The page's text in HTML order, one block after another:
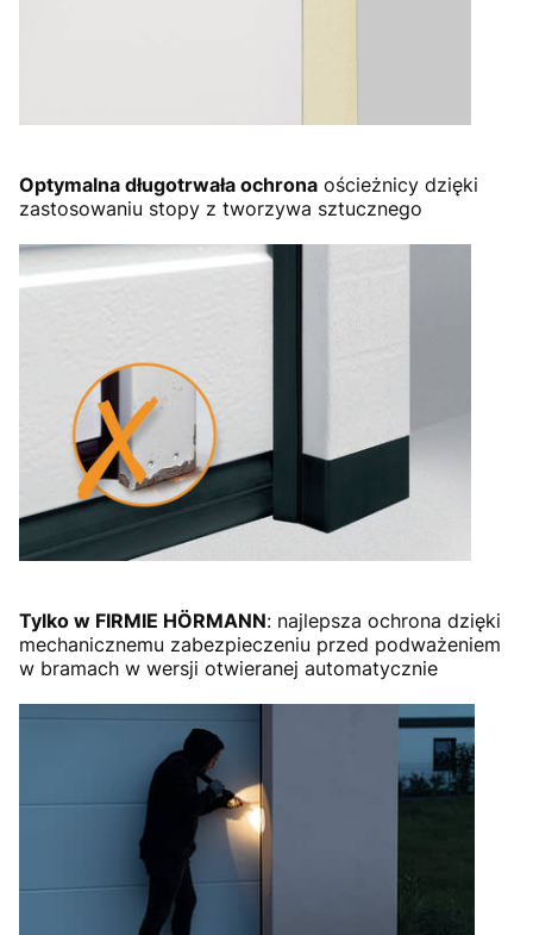
Optymalna długotrwała ochrona ościeżnicy dzięki
zastosowaniu stopy z tworzywa sztucznego
Tylko w FIRMIE HÖRMANN: najlepsza ochrona dzięki
mechanicznemu zabezpieczeniu przed podważeniem
w bramach w wersji otwieranej automatycznie